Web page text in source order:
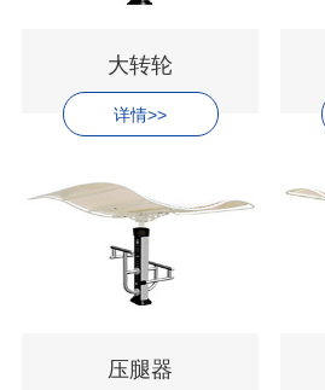
大转轮
详情>>
压腿器